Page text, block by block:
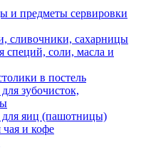
и предметы сервировки
сливочники, сахарницы
специй, соли, масла и
в постель
зубочисток,
для яиц (пашотницы)
чая и кофе